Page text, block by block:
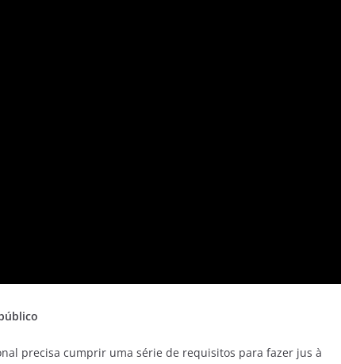
precisa cumprir uma série de requisitos para fazer jus à